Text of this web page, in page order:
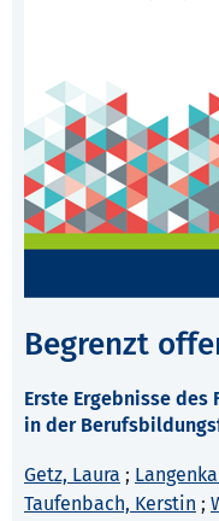
Begrenzt
Erste Ergebnisse des
in der
Getz, Laura ;
Taufenbach, Kerstin ;